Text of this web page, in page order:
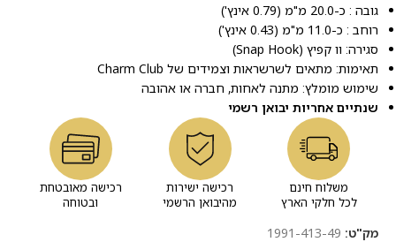
גובה : כ-20.0 מ"מ (0.79 אינץ')
רוחב : כ-11.0 מ"מ (0.43 אינץ')
סגירה: וו קפיץ (Snap Hook)
תאימות: מתאים לשרשראות וצמידים של Charm Club
שימוש מומלץ: מתנה לאחות, חברה או אהובה
שנתיים אחריות יבואן רשמי
משלוח חינם
לכל חלקי הארץ
רכישה ישירות
מהיבואן הרשמי
רכישה מאובטחת
ובטוחה
מק"ט: 1991-413-49